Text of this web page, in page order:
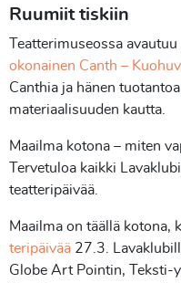
Ruumiit tiskiin
Teatterimuseossa
okonainen Canth –
Canthia ja hänen
materiaalisuuden kautta.
Maailma kotona – miten
Tervetuloa kaikki
teatteripäivää.
Maailma on täällä kotona,
teripäivää 27.3.
Globe Art Pointin, Teksti-